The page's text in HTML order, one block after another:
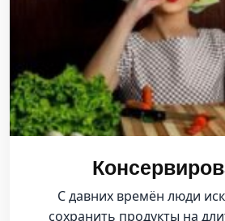
С давних времён люди
сохранить продукты на